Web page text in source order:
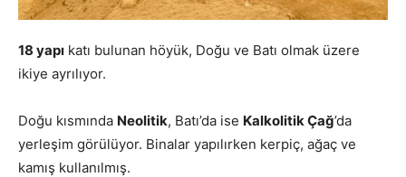
18 yapı katı bulunan höyük, Doğu ve Batı olmak üzere
ikiye ayrılıyor.
Doğu kısmında Neolitik, Batı’da ise Kalkolitik Çağ’da
yerleşim görülüyor. Binalar yapılırken kerpiç, ağaç ve
kamış kullanılmış.